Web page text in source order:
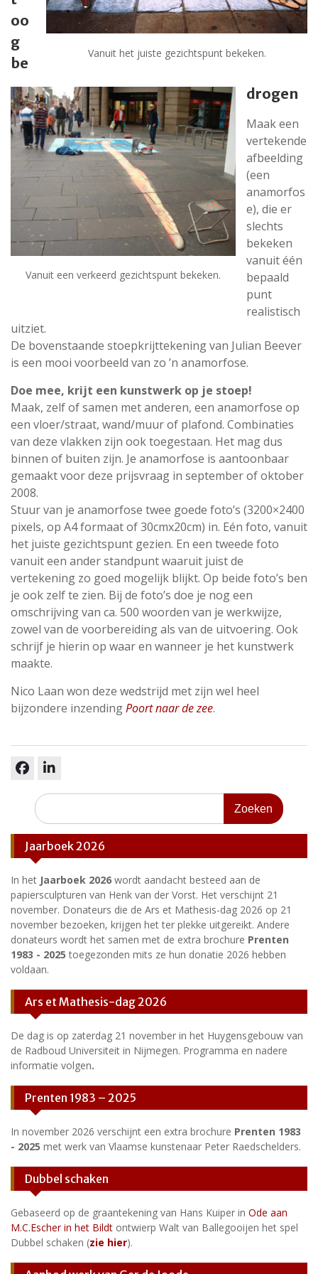
Vanuit het juiste gezichtspunt bekeken.
Vanuit een verkeerd gezichtspunt bekeken.
oo
g
be
drogen
Maak een
vertekende
afbeelding
(een
anamorfos
e), die er
slechts
bekeken
vanuit één
bepaald
punt
realistisch
uitziet.
De bovenstaande stoepkrijttekening van Julian Beever
is een mooi voorbeeld van zo ’n anamorfose.
Doe mee, krijt een kunstwerk op je stoep!
Maak, zelf of samen met anderen, een anamorfose op
een vloer/straat, wand/muur of plafond. Combinaties
van deze vlakken zijn ook toegestaan. Het mag dus
binnen of buiten zijn. Je anamorfose is aantoonbaar
gemaakt voor deze prijsvraag in september of oktober
2008.
Stuur van je anamorfose twee goede foto’s (3200×2400
pixels, op A4 formaat of 30cmx20cm) in. Eén foto, vanuit
het juiste gezichtspunt gezien. En een tweede foto
vanuit een ander standpunt waaruit juist de
vertekening zo goed mogelijk blijkt. Op beide foto’s ben
je ook zelf te zien. Bij de foto’s doe je nog een
omschrijving van ca. 500 woorden van je werkwijze,
zowel van de voorbereiding als van de uitvoering. Ook
schrijf je hierin op waar en wanneer je het kunstwerk
maakte.
Nico Laan won deze wedstrijd met zijn wel heel
bijzondere inzendingPoort naar de zee.
Zoeken
naar:
Jaarboek 2026
In het Jaarboek 2026 wordt aandacht besteed aan de
papiersculpturen van Henk van der Vorst. Het verschijnt 21
november. Donateurs die de Ars et Mathesis-dag 2026 op 21
november bezoeken, krijgen het ter plekke uitgereikt. Andere
donateurs wordt het samen met de extra brochure Prenten
1983 - 2025 toegezonden mits ze hun donatie 2026 hebben
voldaan.
Ars et Mathesis-dag 2026
De dag is op zaterdag 21 november in het Huygensgebouw van
de Radboud Universiteit in Nijmegen. Programma en nadere
informatie volgen.
Prenten 1983 – 2025
In november 2026 verschijnt een extra brochure Prenten 1983
- 2025 met werk van Vlaamse kunstenaar Peter Raedschelders.
Dubbel schaken
Gebaseerd op de graantekening van Hans Kuiper in Ode aan
M.C.Escher in het Bildt ontwierp Walt van Ballegooijen het spel
Dubbel schaken (zie hier).